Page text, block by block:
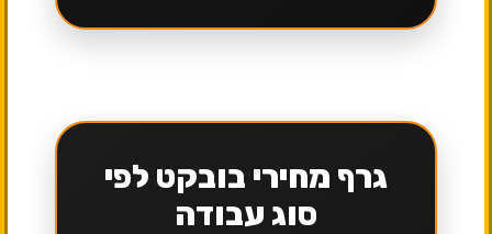
גרף מחירי בובקט לפי
סוג עבודה